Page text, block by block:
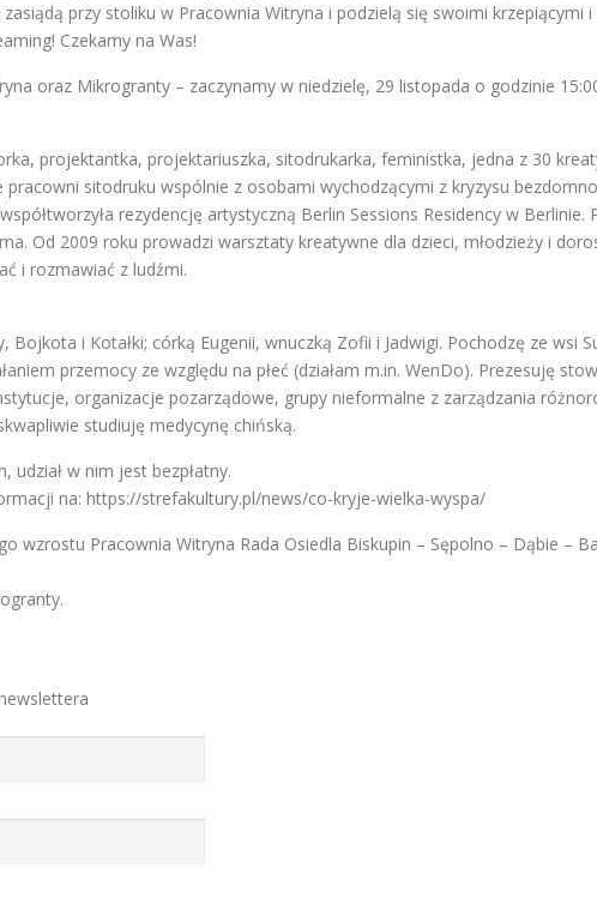
przy stoliku w Pracownia Witryna i podzielą się swoimi krzepiącymi
Czekamy na Was!
oraz Mikrogranty – zaczynamy w niedzielę, 29 listopada o godzinie
projektantka, projektariuszka, sitodrukarka, feministka, jedna z 30
sitodruku wspólnie z osobami wychodzącymi z kryzysu
rezydencję artystyczną Berlin Sessions Residency w
Od 2009 roku prowadzi warsztaty kreatywne dla dzieci, młodzieży i
i rozmawiać z ludźmi.
i Kotałki; córką Eugenii, wnuczką Zofii i Jadwigi. Pochodzę ze wsi
przemocy ze względu na płeć (działam m.in. WenDo). Prezesuję
organizacje pozarządowe, grupy nieformalne z zarządzania
studiuję medycynę chińską.
udział w nim jest bezpłatny.
na: https://strefakultury.pl/news/co-kryje-wielka-wyspa/
wzrostu Pracownia Witryna Rada Osiedla Biskupin – Sępolno – Dąbie –